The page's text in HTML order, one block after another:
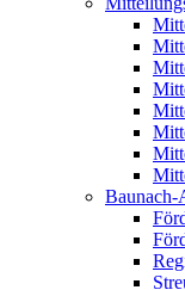
Baunach-